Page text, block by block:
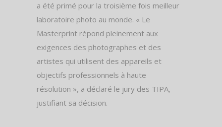
a été primé pour la troisième fois meilleur
laboratoire photo au monde. « Le
Masterprint répond pleinement aux
exigences des photographes et des
artistes qui utilisent des appareils et
objectifs professionnels à haute
résolution », a déclaré le jury des TIPA,
justifiant sa décision.